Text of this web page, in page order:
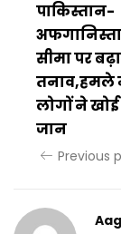
पाकिस्तान-
सीमा पर बढ़ा
तनाव,हमले
लोगों ने
जान
Previous